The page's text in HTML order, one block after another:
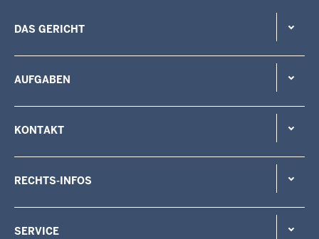
DAS GERICHT
AUFGABEN
KONTAKT
RECHTS-INFOS
SERVICE